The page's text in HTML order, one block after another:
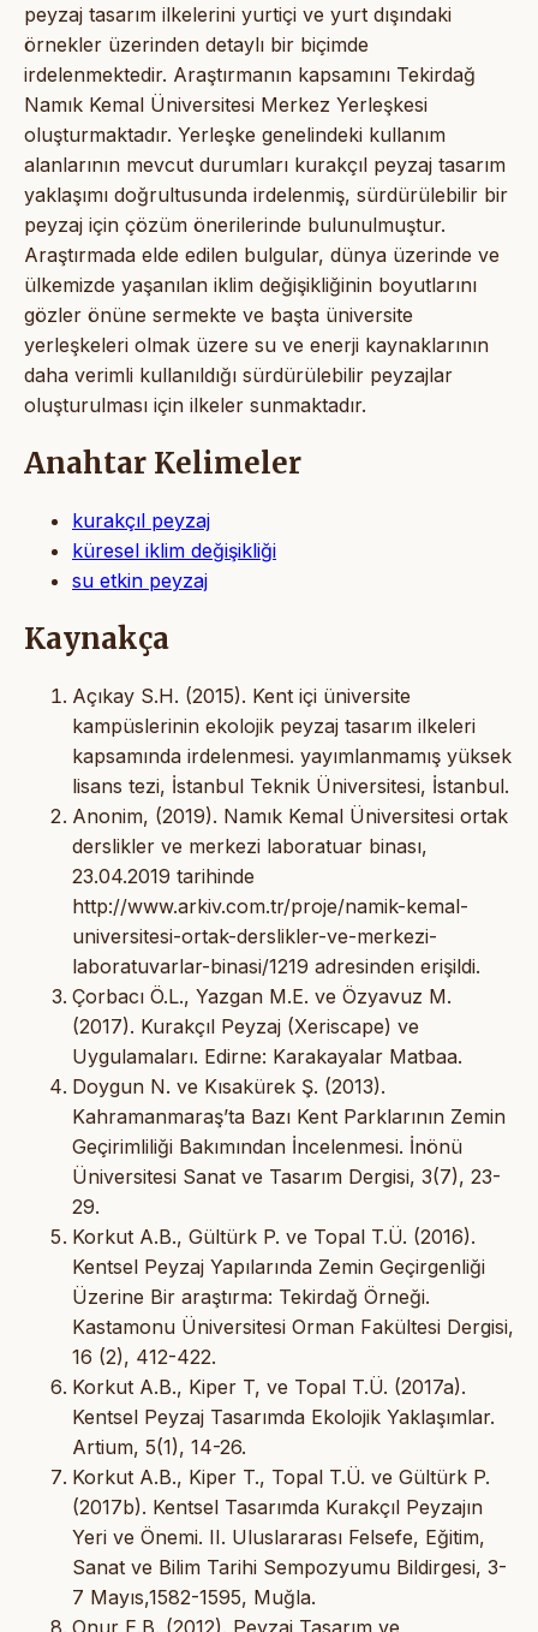
peyzaj tasarım ilkelerini yurtiçi ve yurt dışındaki
örnekler üzerinden detaylı bir biçimde
irdelenmektedir. Araştırmanın kapsamını Tekirdağ
Namık Kemal Üniversitesi Merkez Yerleşkesi
oluşturmaktadır. Yerleşke genelindeki kullanım
alanlarının mevcut durumları kurakçıl peyzaj tasarım
yaklaşımı doğrultusunda irdelenmiş, sürdürülebilir bir
peyzaj için çözüm önerilerinde bulunulmuştur.
Araştırmada elde edilen bulgular, dünya üzerinde ve
ülkemizde yaşanılan iklim değişikliğinin boyutlarını
gözler önüne sermekte ve başta üniversite
yerleşkeleri olmak üzere su ve enerji kaynaklarının
daha verimli kullanıldığı sürdürülebilir peyzajlar
oluşturulması için ilkeler sunmaktadır.
Anahtar Kelimeler
kurakçıl peyzaj
küresel iklim değişikliği
su etkin peyzaj
Kaynakça
Açıkay S.H. (2015). Kent içi üniversite
kampüslerinin ekolojik peyzaj tasarım ilkeleri
kapsamında irdelenmesi. yayımlanmamış yüksek
lisans tezi, İstanbul Teknik Üniversitesi, İstanbul.
Anonim, (2019). Namık Kemal Üniversitesi ortak
derslikler ve merkezi laboratuar binası,
23.04.2019 tarihinde
http://www.arkiv.com.tr/proje/namik-kemal-
universitesi-ortak-derslikler-ve-merkezi-
laboratuvarlar-binasi/1219 adresinden erişildi.
Çorbacı Ö.L., Yazgan M.E. ve Özyavuz M.
(2017). Kurakçıl Peyzaj (Xeriscape) ve
Uygulamaları. Edirne: Karakayalar Matbaa.
Doygun N. ve Kısakürek Ş. (2013).
Kahramanmaraş’ta Bazı Kent Parklarının Zemin
Geçirimliliği Bakımından İncelenmesi. İnönü
Üniversitesi Sanat ve Tasarım Dergisi, 3(7), 23-
29.
Korkut A.B., Gültürk P. ve Topal T.Ü. (2016).
Kentsel Peyzaj Yapılarında Zemin Geçirgenliği
Üzerine Bir araştırma: Tekirdağ Örneği.
Kastamonu Üniversitesi Orman Fakültesi Dergisi,
16 (2), 412-422.
Korkut A.B., Kiper T, ve Topal T.Ü. (2017a).
Kentsel Peyzaj Tasarımda Ekolojik Yaklaşımlar.
Artium, 5(1), 14-26.
Korkut A.B., Kiper T., Topal T.Ü. ve Gültürk P.
(2017b). Kentsel Tasarımda Kurakçıl Peyzajın
Yeri ve Önemi. II. Uluslararası Felsefe, Eğitim,
Sanat ve Bilim Tarihi Sempozyumu Bildirgesi, 3-
7 Mayıs,1582-1595, Muğla.
Onur E.B. (2012). Peyzaj Tasarım ve